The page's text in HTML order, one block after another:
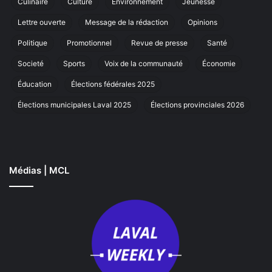
marche
à
Laval
Lettre ouverte Message de la rédaction Opinions
Politique Promotionnel Revue de presse Santé
Societé Sports Voix de la communauté Économie
Éducation Élections fédérales 2025
Élections municipales Laval 2025 Élections provinciales 2026
Médias | MCL